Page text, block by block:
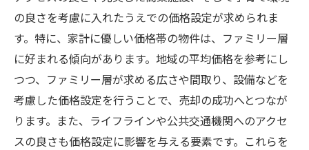
の良さを考慮に入れたうえでの価格設定が求められま
す。特に、家計に優しい価格帯の物件は、ファミリー層
に好まれる傾向があります。地域の平均価格を参考にし
つつ、ファミリー層が求める広さや間取り、設備などを
考慮した価格設定を行うことで、売却の成功へとつなが
ります。また、ライフラインや公共交通機関へのアクセ
スの良さも価格設定に影響を与える要素です。これらを